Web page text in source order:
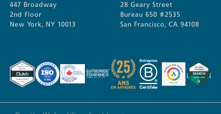
447 Broadway
2nd Floor
New York, NY 10013
28 Geary Street
Bureau 650 #2535
San Francisco, CA 94108